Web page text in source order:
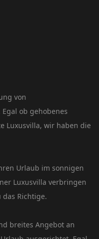
von
ob gehobenes
Luxusvilla, wir haben die
Urlaub im sonnigen
Luxusvilla verbringen
das Richtige.
breites Angebot an